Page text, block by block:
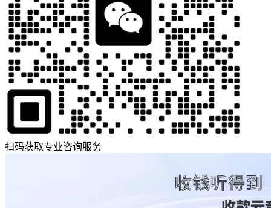
扫码获取专业咨询服务